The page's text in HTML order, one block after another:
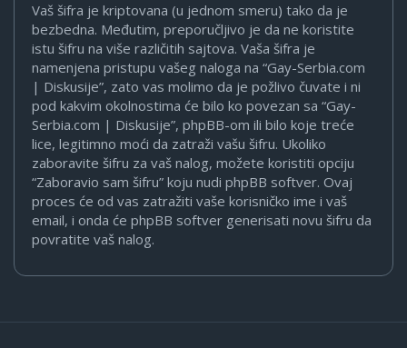
Vaš šifra je kriptovana (u jednom smeru) tako da je
bezbedna. Međutim, preporučljivo je da ne koristite
istu šifru na više različitih sajtova. Vaša šifra je
namenjena pristupu vašeg naloga na “Gay-Serbia.com
| Diskusije”, zato vas molimo da je požlivo čuvate i ni
pod kakvim okolnostima će bilo ko povezan sa “Gay-
Serbia.com | Diskusije”, phpBB-om ili bilo koje treće
lice, legitimno moći da zatraži vašu šifru. Ukoliko
zaboravite šifru za vaš nalog, možete koristiti opciju
“Zaboravio sam šifru” koju nudi phpBB softver. Ovaj
proces će od vas zatražiti vaše korisničko ime i vaš
email, i onda će phpBB softver generisati novu šifru da
povratite vaš nalog.